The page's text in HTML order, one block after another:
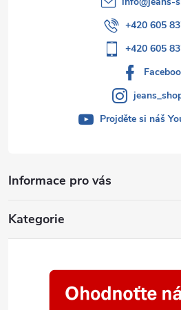
Informace pro vás
Kategorie
+420 605
+420 605
Projděte si náš